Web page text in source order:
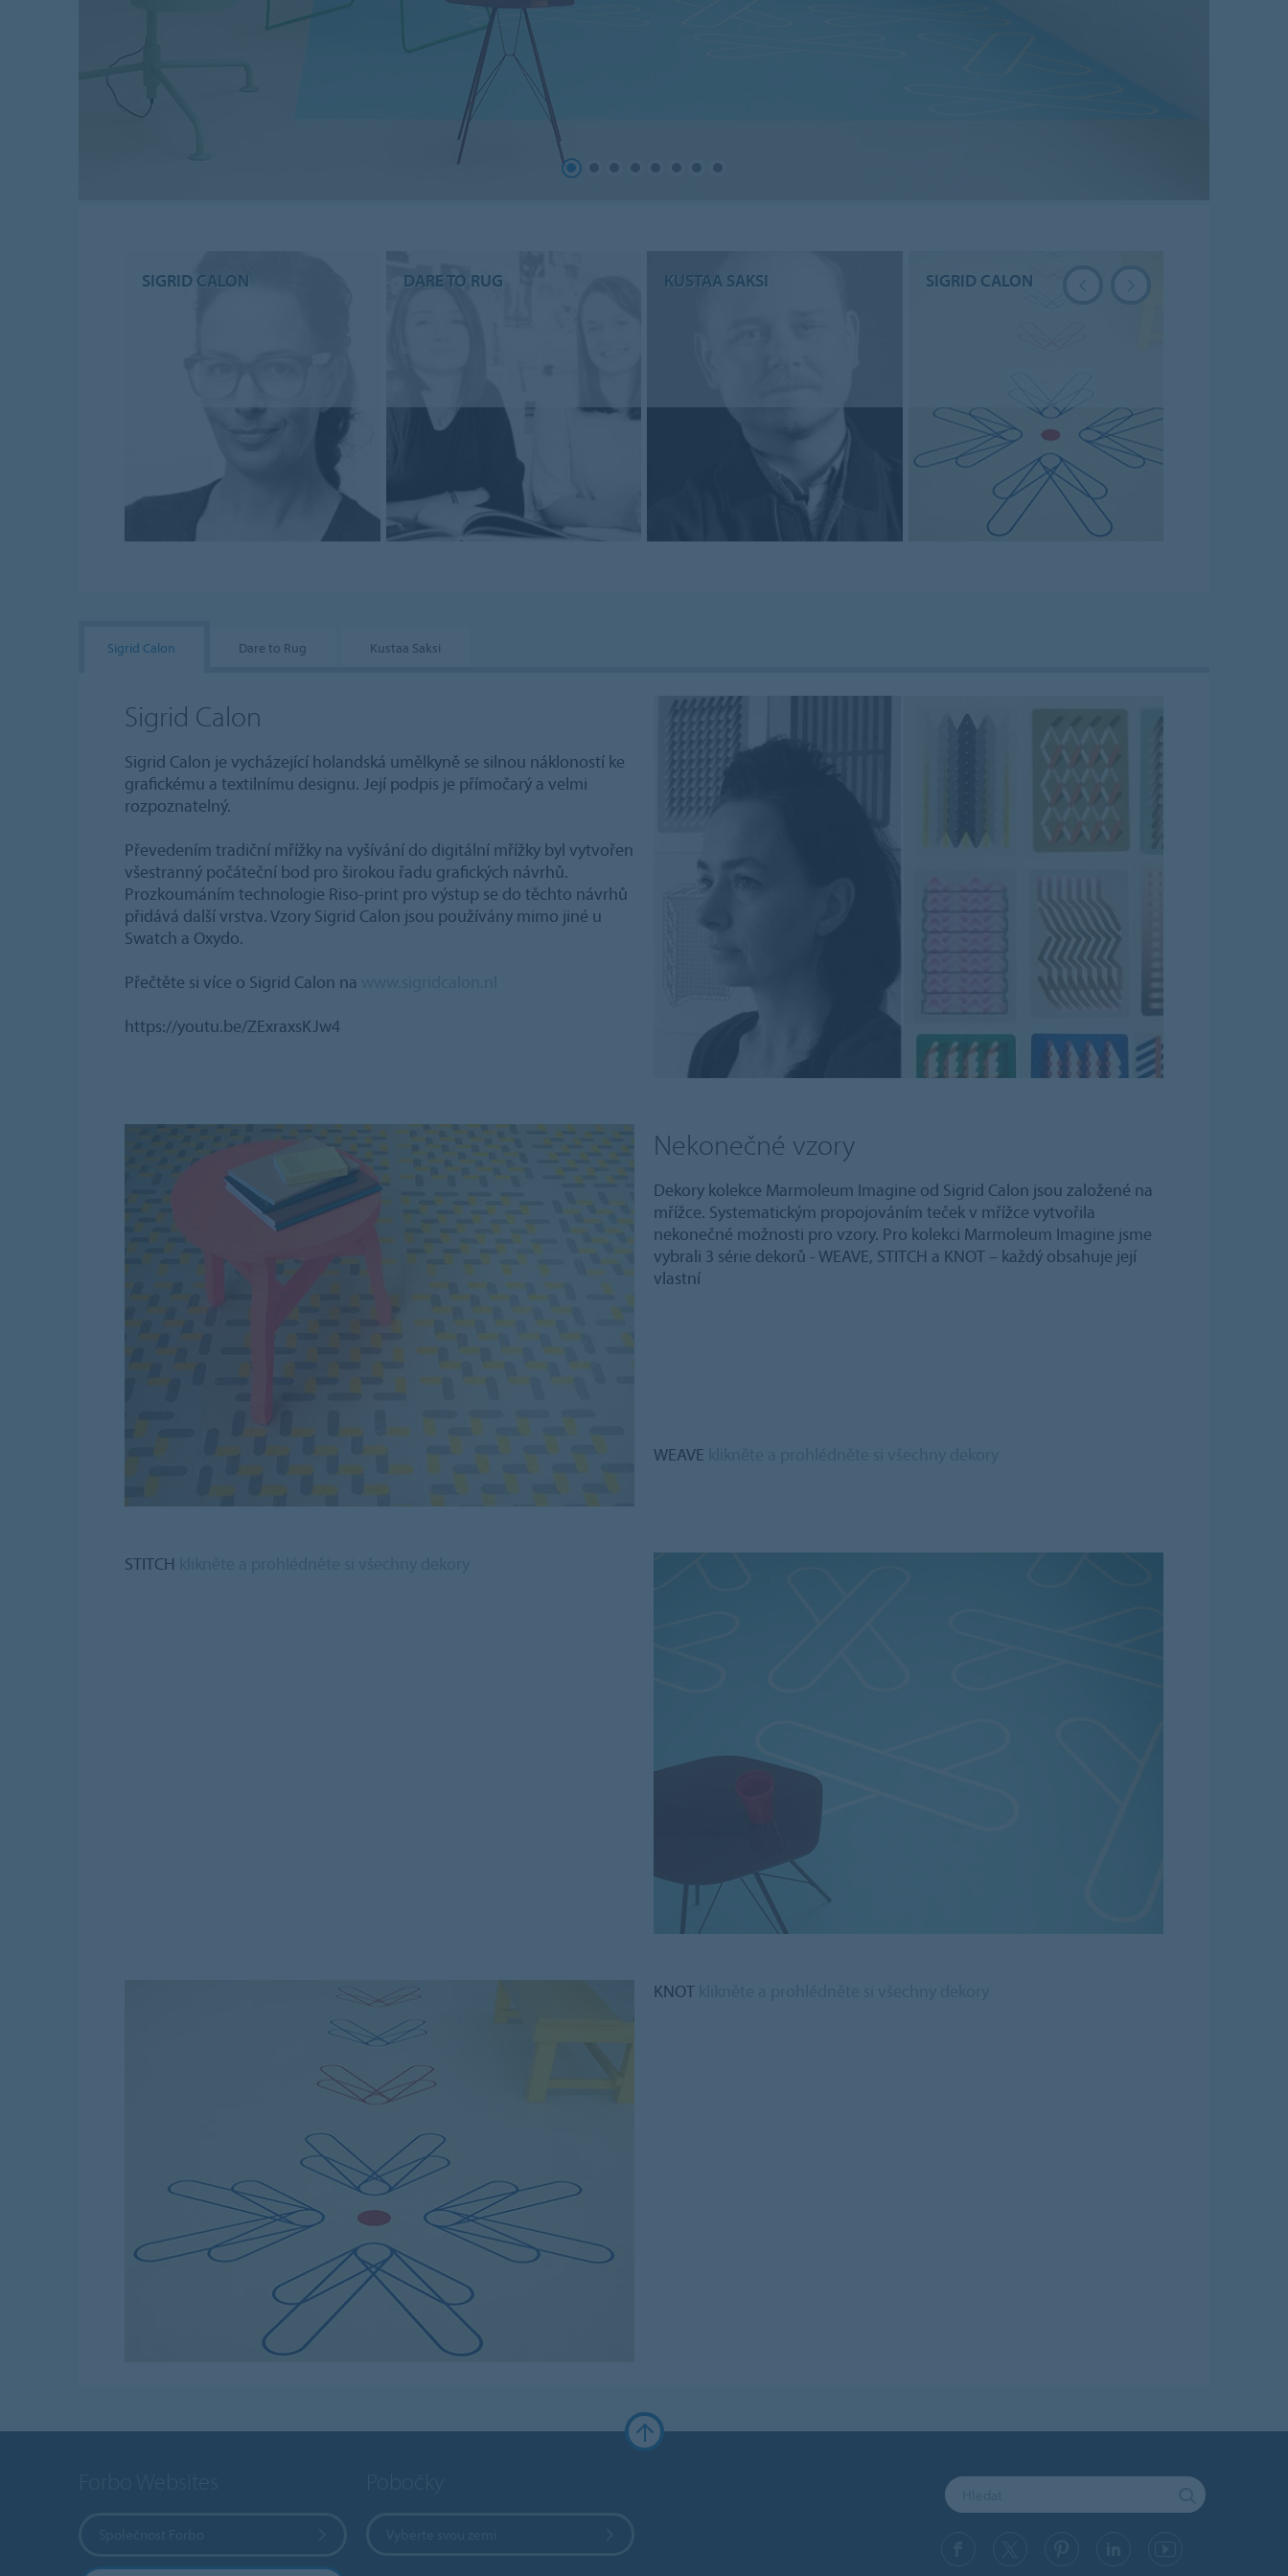
SIGRID CALON DARE TO RUG KUSTAA SAKSI SIGRID CALON
Sigrid Calon Dare to Rug Kustaa Saksi
Sigrid Calon
Sigrid Calon je vycházející holandská umělkyně se silnou nákloností ke
grafickému a textilnímu designu. Její podpis je přímočarý a velmi
rozpoznatelný.
Převedením tradiční mřížky na vyšívání do digitální mřížky byl vytvořen
všestranný počáteční bod pro širokou řadu grafických návrhů.
Prozkoumáním technologie Riso-print pro výstup se do těchto návrhů
přidává další vrstva. Vzory Sigrid Calon jsou používány mimo jiné u
Swatch a Oxydo.
Přečtěte si více o Sigrid Calon na
https://youtu.be/ZExraxsKJw4
Nekonečné vzory
Dekory kolekce Marmoleum Imagine od Sigrid Calon jsou založené na
mřížce. Systematickým propojováním teček v mřížce vytvořila
nekonečné možnosti pro vzory. Pro kolekci Marmoleum Imagine jsme
vybrali 3 série dekorů - WEAVE, STITCH a KNOT – každý obsahuje její
vlastní
WEAVE
STITCH
KNOT